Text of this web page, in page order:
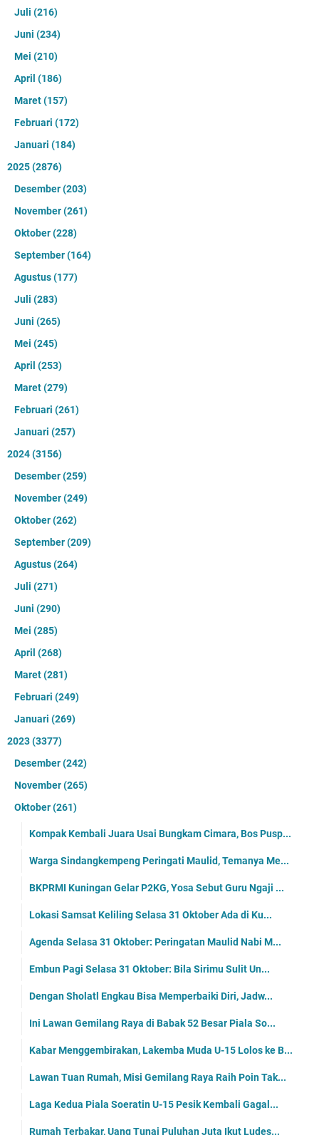
Juli (216)
Juni (234)
Mei (210)
April (186)
Maret(157)
Februari (172)
Januari (184)
2025(2876)
Desember(203)
November(261)
Oktober(228)
September(164)
Agustus(177)
Juli (283)
Juni (265)
Mei (245)
April (253)
Maret(279)
Februari (261)
Januari (257)
2024(3156)
Desember(259)
November(249)
Oktober(262)
September(209)
Agustus(264)
Juli (271)
Juni (290)
Mei (285)
April (268)
Maret(281)
Februari (249)
Januari (269)
2023(3377)
Desember(242)
November(265)
Oktober(261)
Kompak Kembali Juara Usai Bungkam Cimara, Bos Pusp...
Warga Sindangkempeng Peringati Maulid, Temanya Me...
BKPRMI Kuningan Gelar P2KG, Yosa Sebut Guru Ngaji ...
Lokasi Samsat Keliling Selasa 31 Oktober Ada di Ku...
Agenda Selasa 31 Oktober: Peringatan Maulid Nabi M...
Embun Pagi Selasa 31 Oktober: Bila Sirimu Sulit Un...
Dengan Sholatl Engkau Bisa Memperbaiki Diri, Jadw...
Ini Lawan Gemilang Raya di Babak 52 Besar Piala So...
Kabar Menggembirakan, Lakemba Muda U-15 Lolos ke B...
Lawan Tuan Rumah, Misi Gemilang Raya Raih Poin Tak...
Laga Kedua Piala Soeratin U-15 Pesik Kembali Gagal...
Rumah Terbakar, Uang Tunai Puluhan Juta Ikut Ludes...